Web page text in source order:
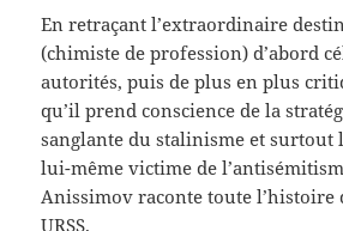
En retraçant l’extraordinaire
(chimiste de profession) d’abord
autorités, puis de plus en plus
qu’il prend conscience de la
sanglante du stalinisme et surtout
lui-même victime de
Anissimov raconte toute l’histoire
URSS.